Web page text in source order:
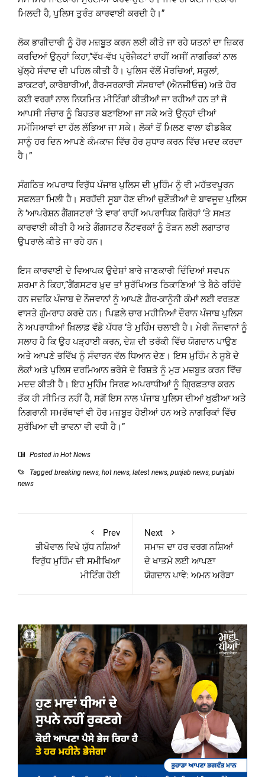
ਮਿਲਦੀ ਹੈ, ਪੁਲਿਸ ਤੁਰੰਤ ਕਾਰਵਾਈ ਕਰਦੀ ਹੈ।”
ਲੋਕ ਭਾਗੀਦਾਰੀ ਨੂੰ ਹੋਰ ਮਜ਼ਬੂਤ ਕਰਨ ਲਈ ਕੀਤੇ ਜਾ ਰਹੇ ਯਤਨਾਂ ਦਾ ਜ਼ਿਕਰ
ਕਰਦਿਆਂ ਉਨ੍ਹਾਂ ਕਿਹਾ,“ਵੱਖ-ਵੱਖ ਪ੍ਰੋਜੈਕਟਾਂ ਰਾਹੀਂ ਅਸੀਂ ਨਾਗਰਿਕਾਂ ਨਾਲ
ਖੁੱਲ੍ਹੇ ਸੰਵਾਦ ਦੀ ਪਹਿਲ ਕੀਤੀ ਹੈ। ਪੁਲਿਸ ਵੱਲੋਂ ਮੋਰਚਿਆਂ, ਸਕੂਲਾਂ,
ਡਾਕਟਰਾਂ, ਕਾਰੋਬਾਰੀਆਂ, ਗੈਰ-ਸਰਕਾਰੀ ਸੰਸਥਾਵਾਂ (ਐਨਜੀਓਜ਼) ਅਤੇ ਹੋਰ
ਕਈ ਵਰਗਾਂ ਨਾਲ ਨਿਯਮਿਤ ਮੀਟਿੰਗਾਂ ਕੀਤੀਆਂ ਜਾ ਰਹੀਆਂ ਹਨ ਤਾਂ ਜੋ
ਆਪਸੀ ਸੰਚਾਰ ਨੂੰ ਬਿਹਤਰ ਬਣਾਇਆ ਜਾ ਸਕੇ ਅਤੇ ਉਨ੍ਹਾਂ ਦੀਆਂ
ਸਮੱਸਿਆਵਾਂ ਦਾ ਹੱਲ ਲੱਭਿਆ ਜਾ ਸਕੇ। ਲੋਕਾਂ ਤੋਂ ਮਿਲਣ ਵਾਲਾ ਫੀਡਬੈਕ
ਸਾਨੂੰ ਹਰ ਦਿਨ ਆਪਣੇ ਕੰਮਕਾਜ ਵਿੱਚ ਹੋਰ ਸੁਧਾਰ ਕਰਨ ਵਿੱਚ ਮਦਦ ਕਰਦਾ
ਹੈ।”
ਸੰਗਠਿਤ ਅਪਰਾਧ ਵਿਰੁੱਧ ਪੰਜਾਬ ਪੁਲਿਸ ਦੀ ਮੁਹਿੰਮ ਨੂੰ ਵੀ ਮਹੱਤਵਪੂਰਨ
ਸਫ਼ਲਤਾ ਮਿਲੀ ਹੈ। ਸਰਹੱਦੀ ਸੂਬਾ ਹੋਣ ਦੀਆਂ ਚੁਣੌਤੀਆਂ ਦੇ ਬਾਵਜੂਦ ਪੁਲਿਸ
ਨੇ ‘ਆਪਰੇਸ਼ਨ ਗੈਂਗਸਟਰਾਂ ‘ਤੇ ਵਾਰ’ ਰਾਹੀਂ ਅਪਰਾਧਿਕ ਗਿਰੋਹਾਂ ‘ਤੇ ਸਖ਼ਤ
ਕਾਰਵਾਈ ਕੀਤੀ ਹੈ ਅਤੇ ਗੈਂਗਸਟਰ ਨੈੱਟਵਰਕਾਂ ਨੂੰ ਤੋੜਨ ਲਈ ਲਗਾਤਾਰ
ਉਪਰਾਲੇ ਕੀਤੇ ਜਾ ਰਹੇ ਹਨ।
ਇਸ ਕਾਰਵਾਈ ਦੇ ਵਿਆਪਕ ਉਦੇਸ਼ਾਂ ਬਾਰੇ ਜਾਣਕਾਰੀ ਦਿੰਦਿਆਂ ਸਵਪਨ
ਸ਼ਰਮਾ ਨੇ ਕਿਹਾ,“ਗੈਂਗਸਟਰ ਖ਼ੁਦ ਤਾਂ ਸੁਰੱਖਿਅਤ ਠਿਕਾਣਿਆਂ ‘ਤੇ ਬੈਠੇ ਰਹਿੰਦੇ
ਹਨ ਜਦਕਿ ਪੰਜਾਬ ਦੇ ਨੌਜਵਾਨਾਂ ਨੂੰ ਆਪਣੇ ਗ਼ੈਰ-ਕਾਨੂੰਨੀ ਕੰਮਾਂ ਲਈ ਵਰਤਣ
ਵਾਸਤੇ ਗੁੰਮਰਾਹ ਕਰਦੇ ਹਨ। ਪਿਛਲੇ ਚਾਰ ਮਹੀਨਿਆਂ ਦੌਰਾਨ ਪੰਜਾਬ ਪੁਲਿਸ
ਨੇ ਅਪਰਾਧੀਆਂ ਖ਼ਿਲਾਫ਼ ਵੱਡੇ ਪੱਧਰ ‘ਤੇ ਮੁਹਿੰਮ ਚਲਾਈ ਹੈ। ਮੇਰੀ ਨੌਜਵਾਨਾਂ ਨੂੰ
ਸਲਾਹ ਹੈ ਕਿ ਉਹ ਪੜ੍ਹਾਈ ਕਰਨ, ਦੇਸ਼ ਦੀ ਤਰੱਕੀ ਵਿੱਚ ਯੋਗਦਾਨ ਪਾਉਣ
ਅਤੇ ਆਪਣੇ ਭਵਿੱਖ ਨੂੰ ਸੰਵਾਰਨ ਵੱਲ ਧਿਆਨ ਦੇਣ। ਇਸ ਮੁਹਿੰਮ ਨੇ ਸੂਬੇ ਦੇ
ਲੋਕਾਂ ਅਤੇ ਪੁਲਿਸ ਦਰਮਿਆਨ ਭਰੋਸੇ ਦੇ ਰਿਸ਼ਤੇ ਨੂੰ ਮੁੜ ਮਜ਼ਬੂਤ ਕਰਨ ਵਿੱਚ
ਮਦਦ ਕੀਤੀ ਹੈ। ਇਹ ਮੁਹਿੰਮ ਸਿਰਫ਼ ਅਪਰਾਧੀਆਂ ਨੂੰ ਗ੍ਰਿਫ਼ਤਾਰ ਕਰਨ
ਤੱਕ ਹੀ ਸੀਮਿਤ ਨਹੀਂ ਹੈ, ਸਗੋਂ ਇਸ ਨਾਲ ਪੰਜਾਬ ਪੁਲਿਸ ਦੀਆਂ ਖੁਫ਼ੀਆ ਅਤੇ
ਨਿਗਰਾਨੀ ਸਮਰੱਥਾਵਾਂ ਵੀ ਹੋਰ ਮਜ਼ਬੂਤ ਹੋਈਆਂ ਹਨ ਅਤੇ ਨਾਗਰਿਕਾਂ ਵਿੱਚ
ਸੁਰੱਖਿਆ ਦੀ ਭਾਵਨਾ ਵੀ ਵਧੀ ਹੈ।”
Posted in Hot News
Tagged breaking news, hot news, latest news, punjab news, punjabi
news
Prev
ਭੀਖੋਵਾਲ ਵਿਖੇ ਯੁੱਧ ਨਸ਼ਿਆਂ
ਵਿਰੁੱਧ ਮੁਹਿੰਮ ਦੀ ਸਮੀਖਿਆ
ਮੀਟਿੰਗ ਹੋਈ
Next
ਸਮਾਜ ਦਾ ਹਰ ਵਰਗ ਨਸ਼ਿਆਂ
ਦੇ ਖਾਤਮੇ ਲਈ ਆਪਣਾ
ਯੋਗਦਾਨ ਪਾਵੇ: ਅਮਨ ਅਰੋੜਾ